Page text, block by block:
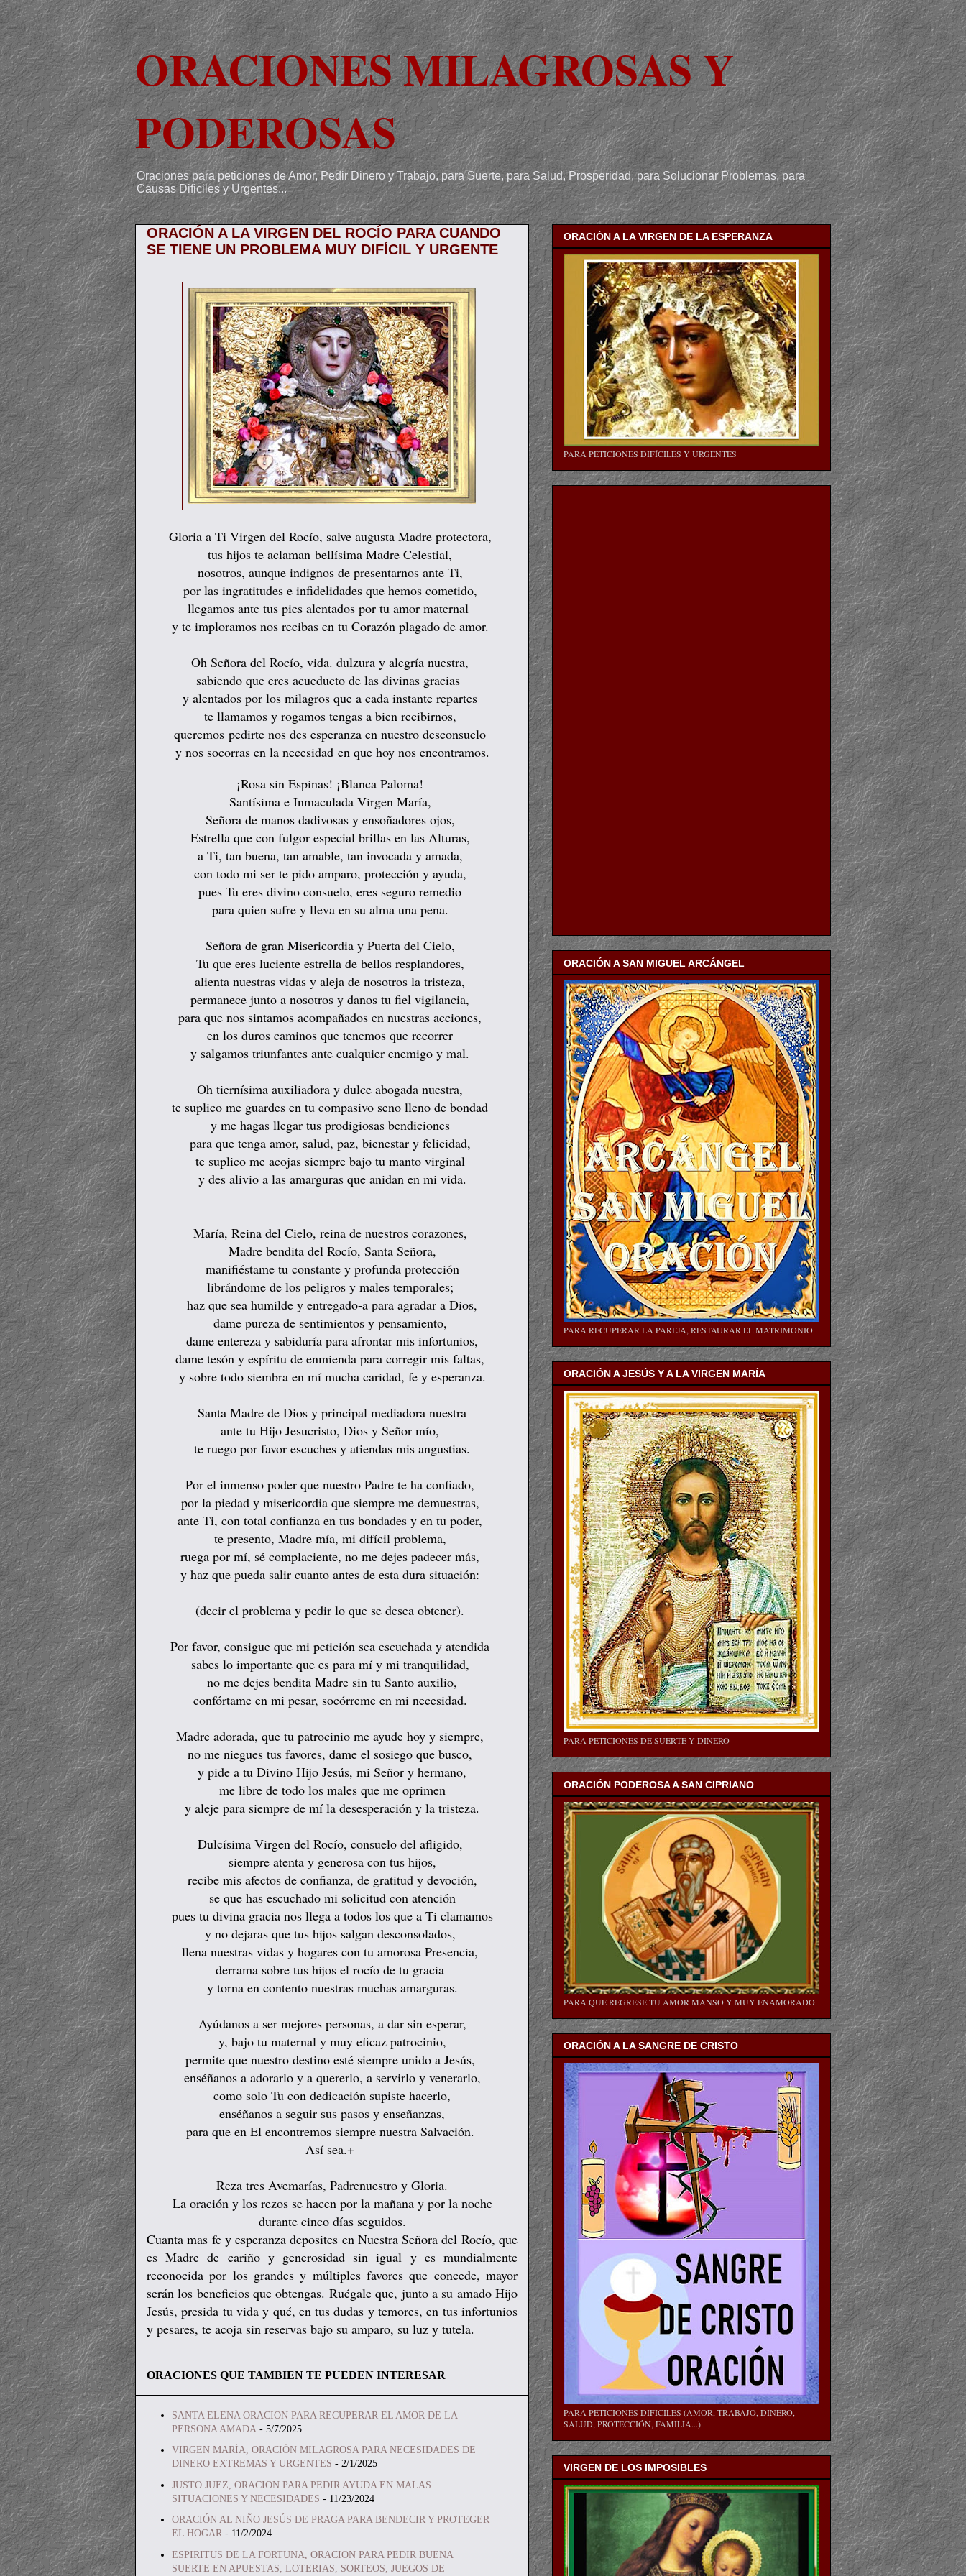
ORACIONES MILAGROSAS Y
PODEROSAS
Oraciones para peticiones de Amor, Pedir Dinero y Trabajo, para Suerte, para Salud, Prosperidad, para Solucionar Problemas, para
Causas Dificiles y Urgentes...
ORACIÓN A LA VIRGEN DEL ROCÍO PARA CUANDO
SE TIENE UN PROBLEMA MUY DIFÍCIL Y URGENTE
Gloria a Ti Virgen del Rocío, salve augusta Madre protectora,
tus hijos te aclaman bellísima Madre Celestial,
nosotros, aunque indignos de presentarnos ante Ti,
por las ingratitudes e infidelidades que hemos cometido,
llegamos ante tus pies alentados por tu amor maternal
y te imploramos nos recibas en tu Corazón plagado de amor.
Oh Señora del Rocío, vida. dulzura y alegría nuestra,
sabiendo que eres acueducto de las divinas gracias
y alentados por los milagros que a cada instante repartes
te llamamos y rogamos tengas a bien recibirnos,
queremos pedirte nos des esperanza en nuestro desconsuelo
y nos socorras en la necesidad en que hoy nos encontramos.
¡Rosa sin Espinas! ¡Blanca Paloma!
Santísima e Inmaculada Virgen María,
Señora de manos dadivosas y ensoñadores ojos,
Estrella que con fulgor especial brillas en las Alturas,
a Ti, tan buena, tan amable, tan invocada y amada,
con todo mi ser te pido amparo, protección y ayuda,
pues Tu eres divino consuelo, eres seguro remedio
para quien sufre y lleva en su alma una pena.
Señora de gran Misericordia y Puerta del Cielo,
Tu que eres luciente estrella de bellos resplandores,
alienta nuestras vidas y aleja de nosotros la tristeza,
permanece junto a nosotros y danos tu fiel vigilancia,
para que nos sintamos acompañados en nuestras acciones,
en los duros caminos que tenemos que recorrer
y salgamos triunfantes ante cualquier enemigo y mal.
Oh tiernísima auxiliadora y dulce abogada nuestra,
te suplico me guardes en tu compasivo seno lleno de bondad
y me hagas llegar tus prodigiosas bendiciones
para que tenga amor, salud, paz, bienestar y felicidad,
te suplico me acojas siempre bajo tu manto virginal
y des alivio a las amarguras que anidan en mi vida.
María, Reina del Cielo, reina de nuestros corazones,
Madre bendita del Rocío, Santa Señora,
manifiéstame tu constante y profunda protección
librándome de los peligros y males temporales;
haz que sea humilde y entregado-a para agradar a Dios,
dame pureza de sentimientos y pensamiento,
dame entereza y sabiduría para afrontar mis infortunios,
dame tesón y espíritu de enmienda para corregir mis faltas,
y sobre todo siembra en mí mucha caridad, fe y esperanza.
Santa Madre de Dios y principal mediadora nuestra
ante tu Hijo Jesucristo, Dios y Señor mío,
te ruego por favor escuches y atiendas mis angustias.
Por el inmenso poder que nuestro Padre te ha confiado,
por la piedad y misericordia que siempre me demuestras,
ante Ti, con total confianza en tus bondades y en tu poder,
te presento, Madre mía, mi difícil problema,
ruega por mí, sé complaciente, no me dejes padecer más,
y haz que pueda salir cuanto antes de esta dura situación:
(decir el problema y pedir lo que se desea obtener).
Por favor, consigue que mi petición sea escuchada y atendida
sabes lo importante que es para mí y mi tranquilidad,
no me dejes bendita Madre sin tu Santo auxilio,
confórtame en mi pesar, socórreme en mi necesidad.
Madre adorada, que tu patrocinio me ayude hoy y siempre,
no me niegues tus favores, dame el sosiego que busco,
y pide a tu Divino Hijo Jesús, mi Señor y hermano,
me libre de todo los males que me oprimen
y aleje para siempre de mí la desesperación y la tristeza.
Dulcísima Virgen del Rocío, consuelo del afligido,
siempre atenta y generosa con tus hijos,
recibe mis afectos de confianza, de gratitud y devoción,
se que has escuchado mi solicitud con atención
pues tu divina gracia nos llega a todos los que a Ti clamamos
y no dejaras que tus hijos salgan desconsolados,
llena nuestras vidas y hogares con tu amorosa Presencia,
derrama sobre tus hijos el rocío de tu gracia
y torna en contento nuestras muchas amarguras.
Ayúdanos a ser mejores personas, a dar sin esperar,
y, bajo tu maternal y muy eficaz patrocinio,
permite que nuestro destino esté siempre unido a Jesús,
enséñanos a adorarlo y a quererlo, a servirlo y venerarlo,
como solo Tu con dedicación supiste hacerlo,
enséñanos a seguir sus pasos y enseñanzas,
para que en El encontremos siempre nuestra Salvación.
Así sea.+
Reza tres Avemarías, Padrenuestro y Gloria.
La oración y los rezos se hacen por la mañana y por la noche
durante cinco días seguidos.
Cuanta mas fe y esperanza deposites en Nuestra Señora del Rocío, que
es Madre de cariño y generosidad sin igual y es mundialmente
reconocida por los grandes y múltiples favores que concede, mayor
serán los beneficios que obtengas. Ruégale que, junto a su amado Hijo
Jesús, presida tu vida y qué, en tus dudas y temores, en tus infortunios
y pesares, te acoja sin reservas bajo su amparo, su luz y tutela.
ORACIONES QUE TAMBIEN TE PUEDEN INTERESAR
SANTA ELENA ORACION PARA RECUPERAR EL AMOR DE LA
PERSONA AMADA - 5/7/2025
VIRGEN MARÍA, ORACIÓN MILAGROSA PARA NECESIDADES DE
DINERO EXTREMAS Y URGENTES - 2/1/2025
JUSTO JUEZ, ORACION PARA PEDIR AYUDA EN MALAS
SITUACIONES Y NECESIDADES - 11/23/2024
ORACIÓN AL NIÑO JESÚS DE PRAGA PARA BENDECIR Y PROTEGER
EL HOGAR - 11/2/2024
ESPIRITUS DE LA FORTUNA, ORACION PARA PEDIR BUENA
SUERTE EN APUESTAS, LOTERIAS, SORTEOS, JUEGOS DE
ORACIÓN A LA VIRGEN DE LA ESPERANZA
PARA PETICIONES DIFÍCILES Y URGENTES
ORACIÓN A SAN MIGUEL ARCÁNGEL
PARA RECUPERAR LA PAREJA, RESTAURAR EL MATRIMONIO
ORACIÓN A JESÚS Y A LA VIRGEN MARÍA
PARA PETICIONES DE SUERTE Y DINERO
ORACIÓN PODEROSA A SAN CIPRIANO
PARA QUE REGRESE TU AMOR MANSO Y MUY ENAMORADO
ORACIÓN A LA SANGRE DE CRISTO
PARA PETICIONES DIFÍCILES (AMOR, TRABAJO, DINERO,
SALUD, PROTECCIÓN, FAMILIA...)
VIRGEN DE LOS IMPOSIBLES